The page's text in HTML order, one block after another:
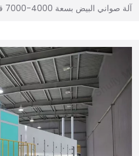
آلة صواني البيض بسعة 4000-7000 قطعة/ساعة تمثل قمة…